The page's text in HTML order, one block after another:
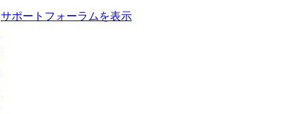
ー
サポートフォーラムを表示